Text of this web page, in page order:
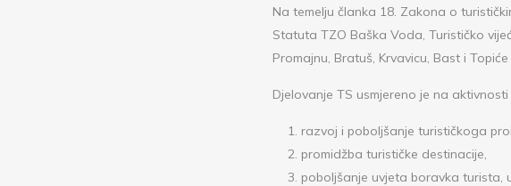
Na temelju članka 18. Zakona o
Statuta TZO Baška Voda, Turističko
Promajnu, Bratuš, Krvavicu, Bast i Topiće
Djelovanje TS usmjereno je na
razvoj i poboljšanje turističkoga
promidžba turističke destinacije,
poboljšanje uvjeta boravka turista,